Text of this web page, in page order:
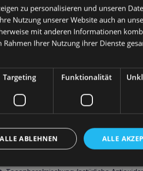
gleichzeitig die Definition von Glück ist.
Eiweiß. Perlhuhnfleisch enthält
freie Radikale zu schützen.
Eigenschaften, die zur
zu personalisieren und unseren
Nutzung unserer Website auch an
mit anderen Informationen
Ihrer Nutzung ihrer Dienste
Targeting Funktionalität
ALLE
ALLE ABLEHNEN